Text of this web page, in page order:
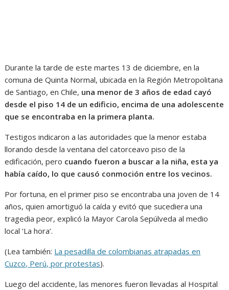
Durante la tarde de este martes 13 de diciembre, en la
comuna de Quinta Normal, ubicada en la Región Metropolitana
de Santiago, en Chile, una menor de 3 años de edad cayó
desde el piso 14 de un edificio, encima de una adolescente
que se encontraba en la primera planta.
Testigos indicaron a las autoridades que la menor estaba
llorando desde la ventana del catorceavo piso de la
edificación, pero cuando fueron a buscar a la niña, esta ya
había caído, lo que causó conmoción entre los vecinos.
Por fortuna, en el primer piso se encontraba una joven de 14
años, quien amortiguó la caída y evitó que sucediera una
tragedia peor, explicó la Mayor Carola Sepúlveda al medio
local ‘La hora’.
(Lea también: La pesadilla de colombianas atrapadas en
Cuzco, Perú, por protestas).
Luego del accidente, las menores fueron llevadas al Hospital